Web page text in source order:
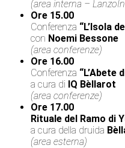
(area interna –
Ore 15.00
Conferenza “L’Isola
con Noemi Bessone
(area conferenze)
Ore 16.00
Conferenza “L’Abete
a cura di IQ Bèllarot
(area conferenze)
Ore 17.00
Rituale del Ramo di
a cura della druida
(area esterna)